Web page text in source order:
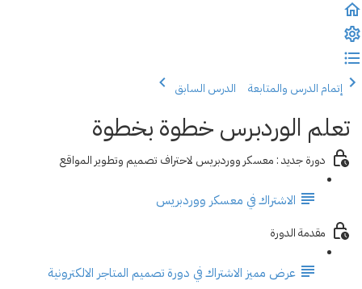
إتمام الدرس والمتابعة الدرس السابق
تعلم الوردبرس خطوة بخطوة
دورة جديد : معسكر ووردبريس لاحتراف تصميم وتطوير المواقع
الاشتراك في معسكر ووردبريس
مقدمة الدورة
عرض مميز الاشتراك في دورة تصميم المتاجر الالكترونية